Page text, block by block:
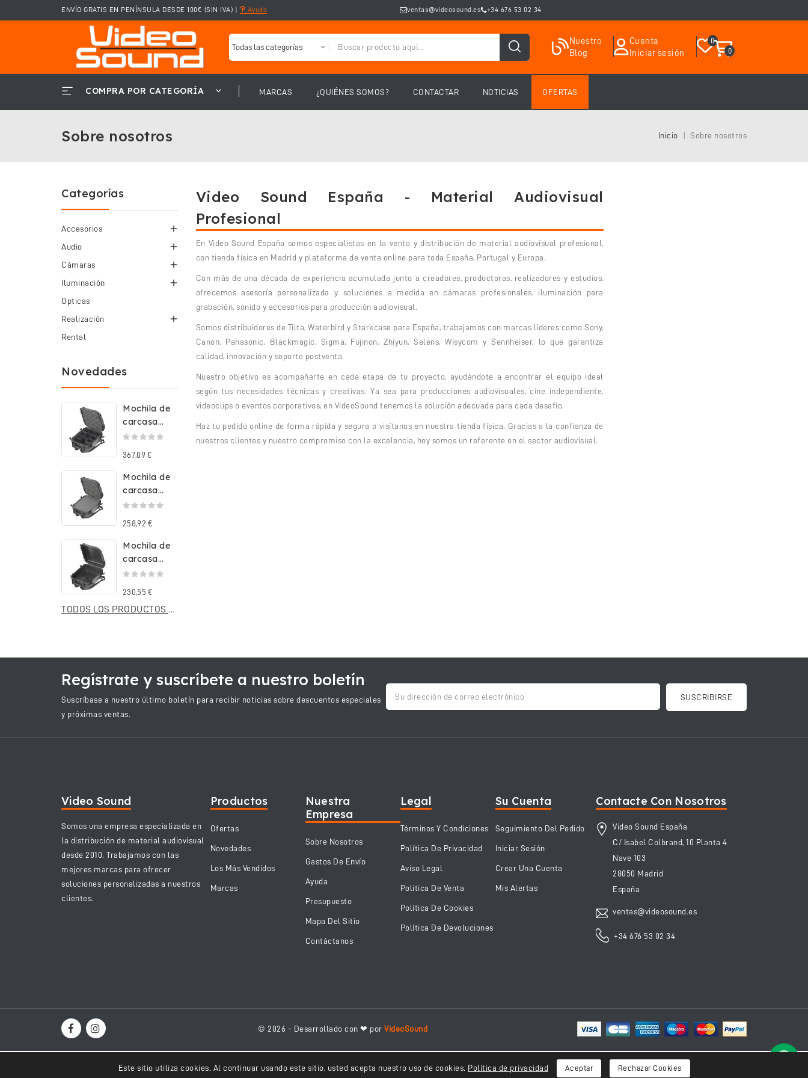
ENVÍO GRATIS EN PENÍNSULA DESDE 100€ (SIN IVA) Ayuda ventas@videosound.es +34 676 53 02 34
Nuestro
Blog
Cuenta
Iniciar sesión
0
0
COMPRA POR CATEGORÍA MARCAS ¿QUIÉNES SOMOS? CONTACTAR NOTICIAS OFERTAS
Sobre nosotros Inicio Sobre nosotros
Categorías
Accesorios 
Audio 
Cámaras 
Iluminación 
Opticas
Realización 
Rental
Novedades
Mochila de
carcasa
rígida
con...
367,09 €
Mochila de
carcasa
rígida
con...
258,92 €
Mochila de
carcasa
rígida
Stark...
230,55 €
TODOS LOS PRODUCTOS NUEVOS
Video Sound España - Material Audiovisual
Profesional
En Video Sound España somos especialistas en la venta y distribución de material audiovisual profesional,
con tienda física en Madrid y plataforma de venta online para toda España, Portugal y Europa.
Con más de una década de experiencia acumulada junto a creadores, productoras, realizadores y estudios,
ofrecemos asesoría personalizada y soluciones a medida en cámaras profesionales, iluminación para
grabación, sonido y accesorios para producción audiovisual.
Somos distribuidores de Tilta, Waterbird y Starkcase para España, trabajamos con marcas líderes como Sony,
Canon, Panasonic, Blackmagic, Sigma, Fujinon, Zhiyun, Selens, Wisycom y Sennheiser, lo que garantiza
calidad, innovación y soporte postventa.
Nuestro objetivo es acompañarte en cada etapa de tu proyecto, ayudándote a encontrar el equipo ideal
según tus necesidades técnicas y creativas. Ya sea para producciones audiovisuales, cine independiente,
videoclips o eventos corporativos, en VideoSound tenemos la solución adecuada para cada desafío.
Haz tu pedido online de forma rápida y segura o visítanos en nuestra tienda física. Gracias a la confianza de
nuestros clientes y nuestro compromiso con la excelencia, hoy somos un referente en el sector audiovisual.
Regístrate y suscríbete a nuestro boletín
Suscríbase a nuestro último boletín para recibir noticias sobre descuentos especiales
y próximas ventas.
Video Sound
Somos una empresa especializada en
la distribución de material audiovisual
desde 2010. Trabajamos con las
mejores marcas para ofrecer
soluciones personalizadas a nuestros
clientes.
Productos
Ofertas
Novedades
Los Más Vendidos
Marcas
Nuestra
Empresa
Sobre Nosotros
Gastos De Envío
Ayuda
Presupuesto
Mapa Del Sitio
Contáctanos
Legal
Términos Y Condiciones
Política De Privacidad
Aviso Legal
Politica De Venta
Política De Cookies
Política De Devoluciones
Su Cuenta
Seguimiento Del Pedido
Iniciar Sesión
Crear Una Cuenta
Mis Alertas
Contacte Con Nosotros
Video Sound España
C/ Isabel Colbrand, 10 Planta 4
Nave 103
28050 Madrid
España
ventas@videosound.es
+34 676 53 02 34
Este sitio utiliza cookies. Al continuar usando este sitio, usted acepta nuestro uso de cookies. Política de privacidad Aceptar Rechazar Cookies
© 2026 - Desarrollado con ❤ por VideoSound